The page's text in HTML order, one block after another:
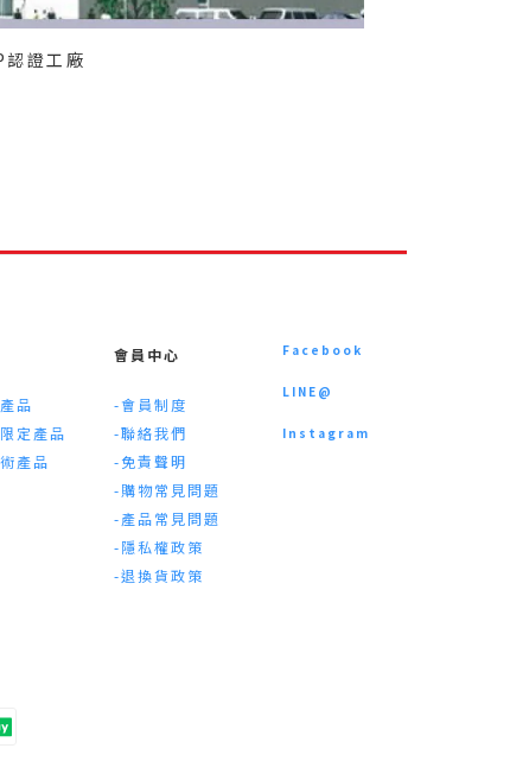
證工廠
品
定產品
產品
會員中心
-會員制度
-聯絡我們
-免責聲明
-購物常見問題
-產品常見問題
-隱私權政策
-退換貨政策
Facebook
LINE@
Instagram